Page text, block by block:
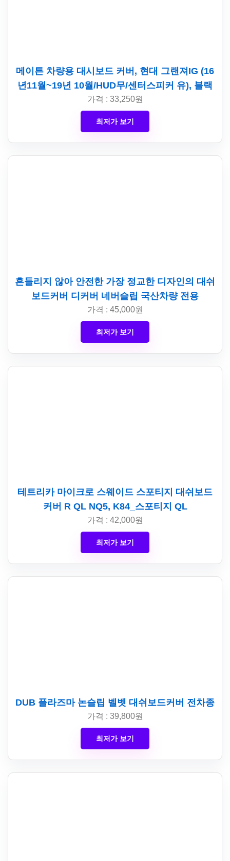
메이튼 차량용 대시보드 커버, 현대 그랜져IG (16
년11월~19년 10월/HUD무/센터스피커 유), 블랙
가격 : 33,250원
최저가 보기
흔들리지 않아 안전한 가장 정교한 디자인의 대쉬
보드커버 디커버 네버슬립 국산차량 전용
가격 : 45,000원
최저가 보기
테트리카 마이크로 스웨이드 스포티지 대쉬보드
커버 R QL NQ5, K84_스포티지 QL
가격 : 42,000원
최저가 보기
DUB 플라즈마 논슬립 벨벳 대쉬보드커버 전차종
가격 : 39,800원
최저가 보기